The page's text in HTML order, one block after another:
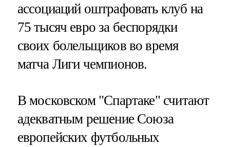
ассоциаций оштрафовать клуб на
75 тысяч евро за беспорядки
своих болельщиков во время
матча Лиги чемпионов.
В московском "Спартаке" считают
адекватным решение Союза
европейских футбольных